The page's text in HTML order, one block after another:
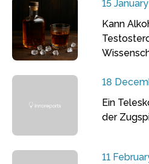
15
Kann
18
Ein
der
11